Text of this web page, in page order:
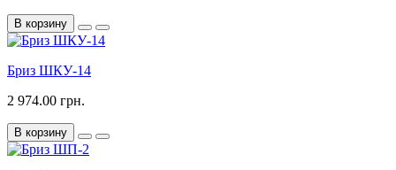
В корзину
Бриз ШКУ-14
2 974.00 грн.
В корзину